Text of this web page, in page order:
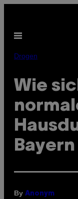
content
Open
Drogen
Wie
By Anonym